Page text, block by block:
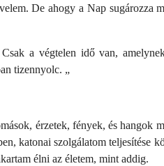
De ahogy a Nap sugározza
a végtelen idő van,
tizennyolc. „
érzetek, fények, és hangok
katonai szolgálatom teljesítése
élni az életem, mint addig.